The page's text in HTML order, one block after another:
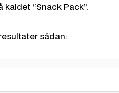
“Snack Pack”.
sådan: